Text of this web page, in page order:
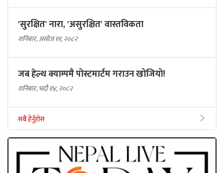
'सुरक्षित' नारा, 'असुरक्षित' वास्तविकता
शनिबार, असोज ११, २०८२
जब हेल्थ क्याम्पमै पोस्टमार्टम गराउन खोजियो!
शनिबार, भदौ १४, २०८२
सबै हेर्नुहोस